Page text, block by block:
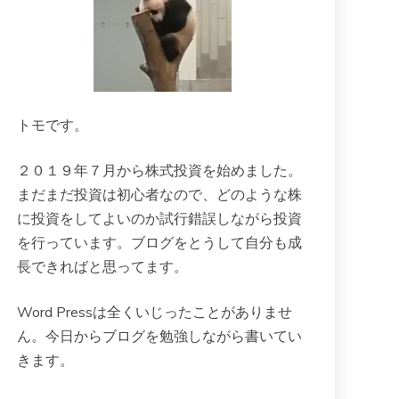
トモです。
２０１９年７月から株式投資を始めました。
まだまだ投資は初心者なので、どのような株
に投資をしてよいのか試行錯誤しながら投資
を行っています。ブログをとうして自分も成
長できればと思ってます。
Word Pressは全くいじったことがありませ
ん。今日からブログを勉強しながら書いてい
きます。